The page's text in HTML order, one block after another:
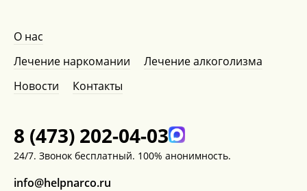
О нас
Лечение наркомании
Лечение алкоголизма
Новости
Контакты
8 (473) 202-04-03
24/7. Звонок бесплатный. 100% анонимность.
info@helpnarco.ru